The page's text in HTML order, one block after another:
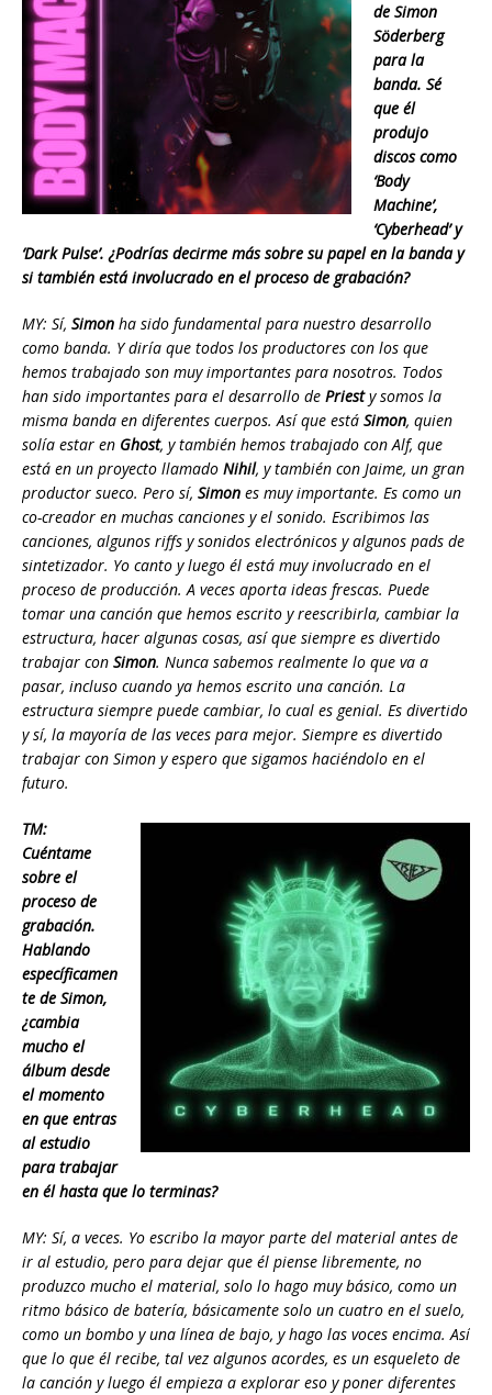
de Simon
Söderberg
para la
banda. Sé
que él
produjo
discos como
‘Body
Machine’,
‘Cyberhead’ y
‘Dark Pulse’. ¿Podrías decirme más sobre su papel en la banda y
si también está involucrado en el proceso de grabación?
MY: Sí, Simon ha sido fundamental para nuestro desarrollo
como banda. Y diría que todos los productores con los que
hemos trabajado son muy importantes para nosotros. Todos
han sido importantes para el desarrollo de Priesty somos la
misma banda en diferentes cuerpos. Así que está Simon, quien
solía estar en Ghost, y también hemos trabajado con Alf, que
está en un proyecto llamado Nihil, y también con Jaime, un gran
productor sueco. Pero sí, Simon es muy importante. Es como un
co-creador en muchas canciones y el sonido. Escribimos las
canciones, algunos riffs y sonidos electrónicos y algunos pads de
sintetizador. Yo canto y luego él está muy involucrado en el
proceso de producción. A veces aporta ideas frescas. Puede
tomar una canción que hemos escrito y reescribirla, cambiar la
estructura, hacer algunas cosas, así que siempre es divertido
trabajar con Simon. Nunca sabemos realmente lo que va a
pasar, incluso cuando ya hemos escrito una canción. La
estructura siempre puede cambiar, lo cual es genial. Es divertido
y sí, la mayoría de las veces para mejor. Siempre es divertido
trabajar con Simon y espero que sigamos haciéndolo en el
futuro.
TM:
Cuéntame
sobre el
proceso de
grabación.
Hablando
específicamen
te de Simon,
¿cambia
mucho el
álbum desde
el momento
en que entras
al estudio
para trabajar
en él hasta que lo terminas?
MY: Sí, a veces. Yo escribo la mayor parte del material antes de
ir al estudio, pero para dejar que él piense libremente, no
produzco mucho el material, solo lo hago muy básico, como un
ritmo básico de batería, básicamente solo un cuatro en el suelo,
como un bombo y una línea de bajo, y hago las voces encima. Así
que lo que él recibe, tal vez algunos acordes, es un esqueleto de
la canción y luego él empieza a explorar eso y poner diferentes